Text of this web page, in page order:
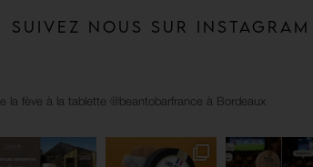
Suivez nous sur Instagram
la fève à la tablette @beantobarfrance à Bordeaux